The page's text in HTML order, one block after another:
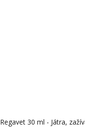
Regavet 30 ml - Játra,